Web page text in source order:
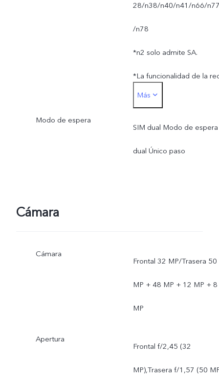
28/n38/n40/n41/n66/
/n78
*n2 solo admite SA.
*La funcionalidad de la
en vivo está sujeta a la
disponibilidad de la red
operador, el soporte de
Más
Modo de espera
SIM dual Modo de espera
dual Único paso
Cámara
Cámara
Frontal 32 MP/Trasera 50
MP + 48 MP + 12 MP + 8
MP
Apertura
Frontal f/2,45 (32
MP),Trasera f/1,57 (50